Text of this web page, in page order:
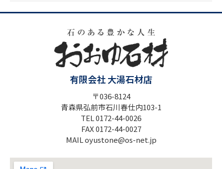
有限会社 大湯石材店
〒036-8124
青森県弘前市石川春仕内103-1
TEL 0172-44-0026
FAX 0172-44-0027
MAIL oyustone@os-net.jp